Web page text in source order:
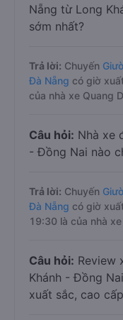
Nẵng từ Long
sớm nhất?
Trả lời: Chuyến
Đà Nẵng có giờ
của nhà xe Quang
Câu hỏi: Nhà xe
- Đồng Nai nào
Trả lời: Chuyến
Đà Nẵng có giờ
19:30 là của nhà
Câu hỏi: Review
Khánh - Đồng
xuất sắc, cao